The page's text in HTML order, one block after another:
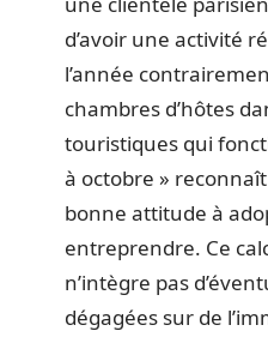
d’avoir une activité
l’année
chambres d’hôtes
touristiques qui
à octobre »
bonne attitude à
entreprendre. Ce
n’intègre pas
dégagées sur de